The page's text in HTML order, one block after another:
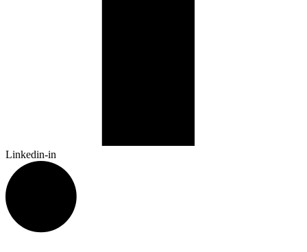
Linkedin-in